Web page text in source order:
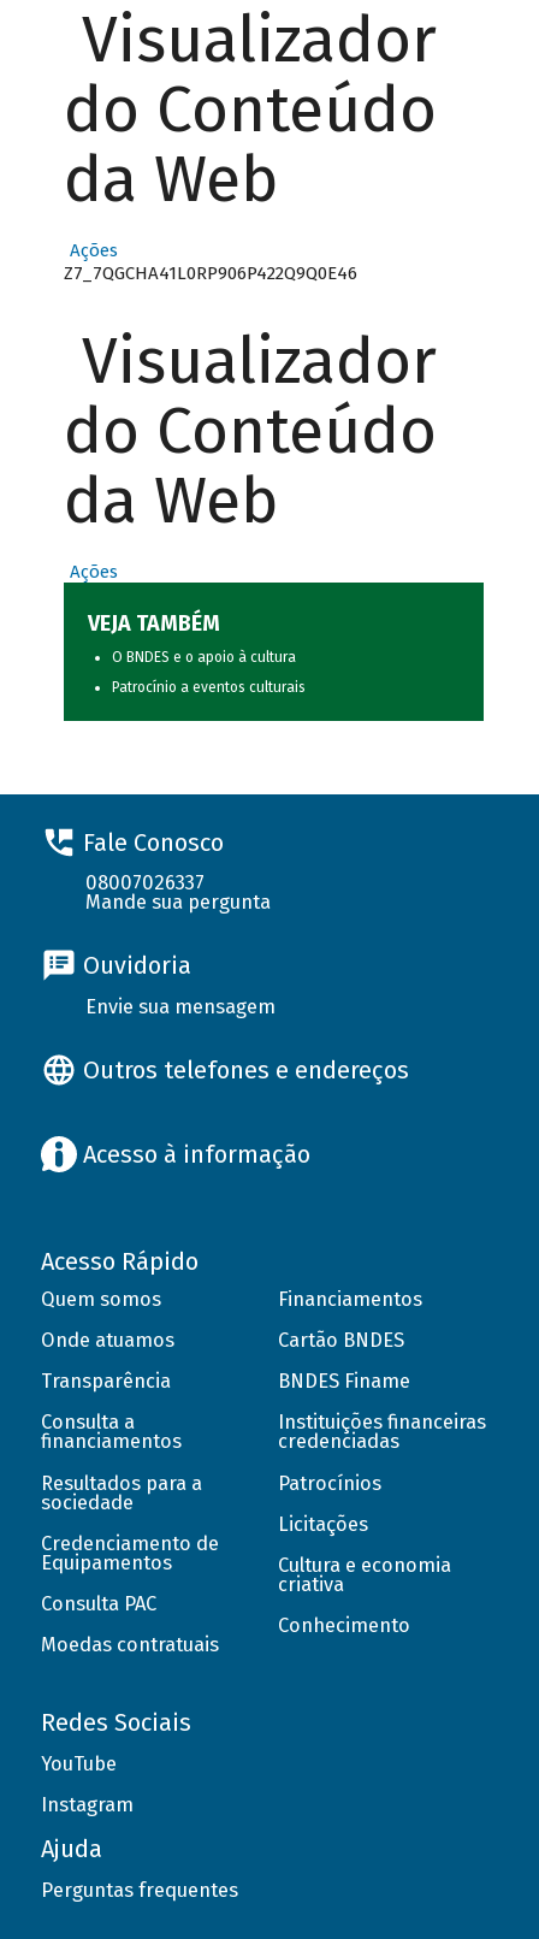
Visualizador
do Conteúdo
da Web
Ações
Z7_7QGCHA41L0RP906P422Q9Q0E46
Visualizador
do Conteúdo
da Web
Ações
VEJA TAMBÉM
O BNDES e o apoio à cultura
Patrocínio a eventos culturais
Fale Conosco
08007026337
Mande sua pergunta
Ouvidoria
Envie sua mensagem
Outros telefones e endereços
Acesso à informação
Acesso Rápido
Quem somos
Onde atuamos
Transparência
Consulta a
financiamentos
Resultados para a
sociedade
Credenciamento de
Equipamentos
Consulta PAC
Moedas contratuais
Financiamentos
Cartão BNDES
BNDES Finame
Instituições financeiras
credenciadas
Patrocínios
Licitações
Cultura e economia
criativa
Conhecimento
Redes Sociais
YouTube
Instagram
Ajuda
Perguntas frequentes